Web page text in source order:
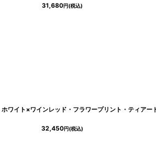
31,680円(税込)
32,450円(税込)